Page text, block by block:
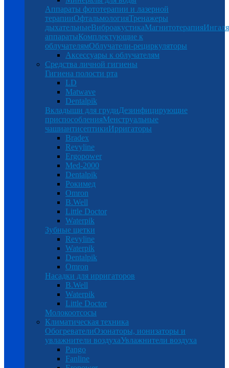
Аппараты фототерапии и лазерной
терапииОфтальмологияТренажеры
дыхательныеВиброакустикаМагнитотерапия
аппаратыКомплектующие к
облучателямОблучатели-рециркуляторы
Аксессуары к облучателям
Средства личной гигиены
Гигиена полости рта
LD
Matwave
Dentalpik
Вкладыши для грудиДезинфицирующие
приспособленияМенструальные
чашиантисептикиИрригаторы
Bradex
Revyline
Ergopower
Med-2000
Dentalpik
Рокимед
Omron
B.Well
Little Doctor
Waterpik
Зубные щетки
Revyline
Waterpik
Dentalpik
Omron
Насадки для ирригаторов
B.Well
Waterpik
Little Doctor
Молокоотсосы
Климатическая техника
ОбогревателиОзонаторы, ионизаторы и
увлажнители воздухаУвлажнители воздуха
Pango
Fanline